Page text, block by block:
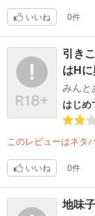
いいね 0件
引き
はH
みんと
はじめ
このレビューはネタ
いいね 0件
地味